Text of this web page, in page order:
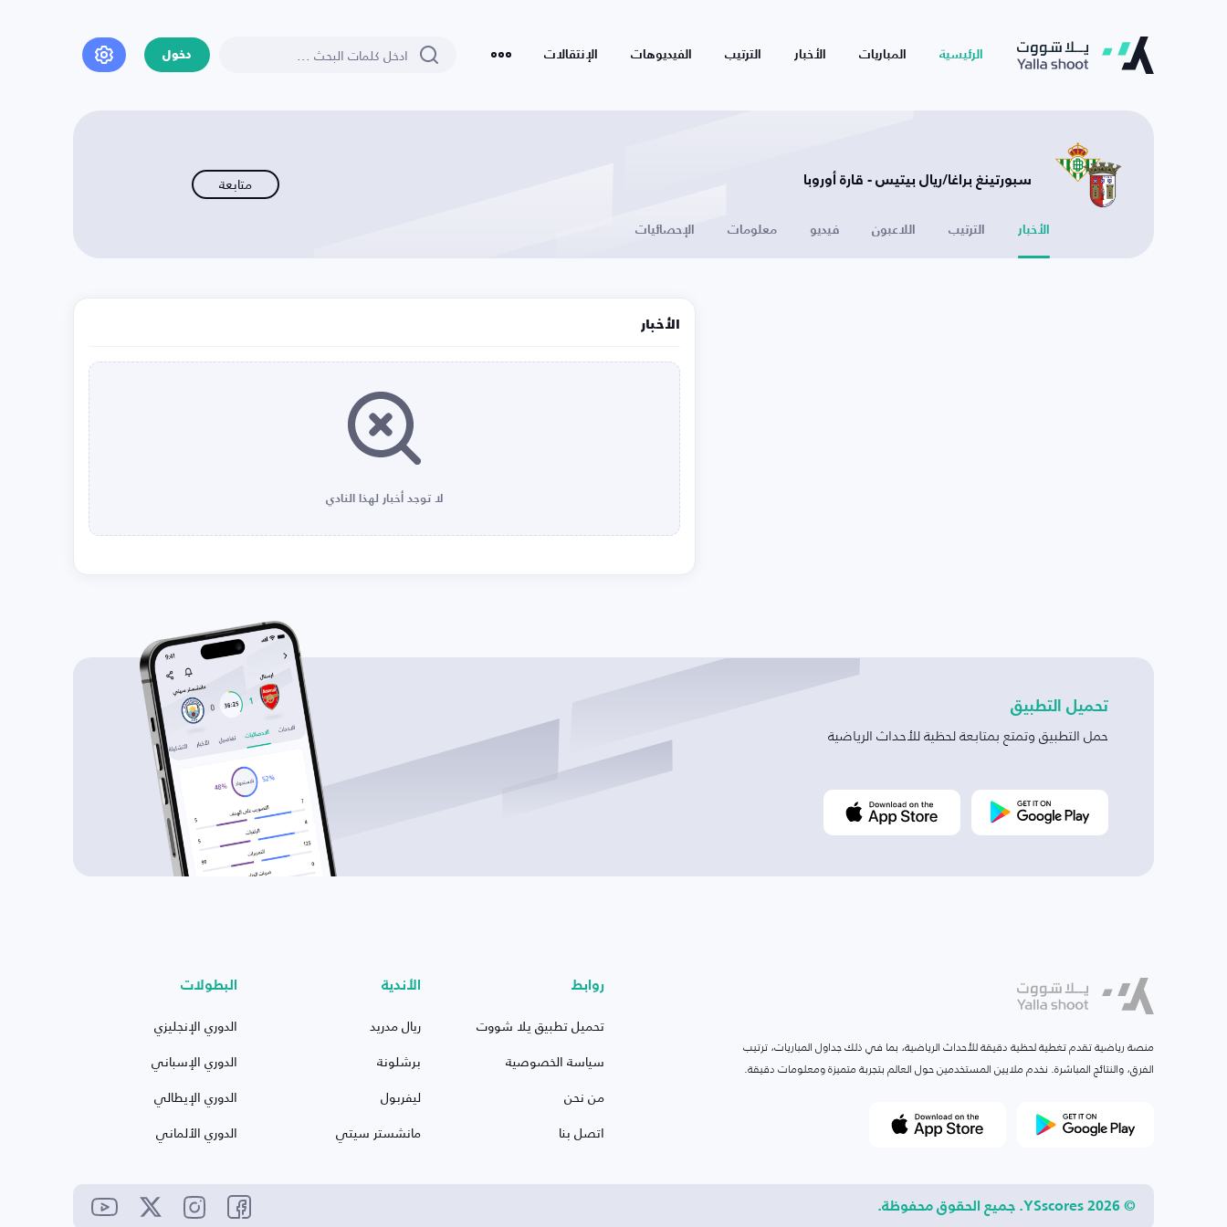
الرئيسية المباريات الأخبار الترتيب الفيديوهات الإنتقالات دخول
سبورتينغ براغا/ريال بيتيس - قارة أوروبا متابعة
الأخبار الترتيب اللاعبون فيديو معلومات الإحصائيات
الأخبار
لا توجد أخبار لهذا النادي
تحميل التطبيق
حمل التطبيق وتمتع بمتابعة لحظية للأحداث الرياضية
منصة رياضية تقدم تغطية لحظية دقيقة للأحداث الرياضية، بما في ذلك جداول المباريات، ترتيب
الفرق، والنتائج المباشرة. نخدم ملايين المستخدمين حول العالم بتجربة متميزة ومعلومات دقيقة.
روابط
تحميل تطبيق يلا شووت
سياسة الخصوصية
من نحن
اتصل بنا
الأندية
ريال مدريد
برشلونة
ليفربول
مانشستر سيتي
البطولات
الدوري الإنجليزي
الدوري الإسباني
الدوري الإيطالي
الدوري الألماني
© 2026 YSscores. جميع الحقوق محفوظة.